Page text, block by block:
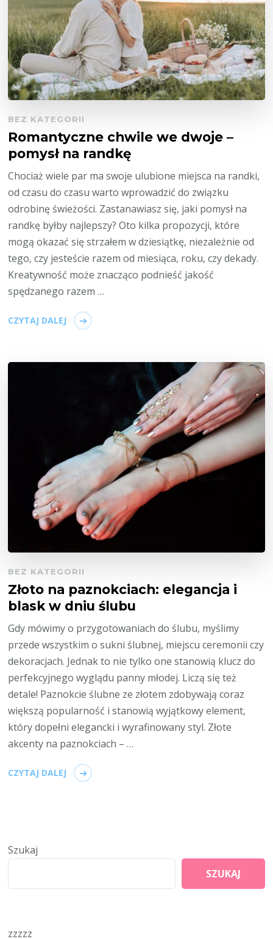
BEZ KATEGORII
Romantyczne chwile we dwoje –
pomysł na randkę
Chociaż wiele par ma swoje ulubione miejsca na randki,
od czasu do czasu warto wprowadzić do związku
odrobinę świeżości. Zastanawiasz się, jaki pomysł na
randkę byłby najlepszy? Oto kilka propozycji, które
mogą okazać się strzałem w dziesiątkę, niezależnie od
tego, czy jesteście razem od miesiąca, roku, czy dekady.
Kreatywność może znacząco podnieść jakość
spędzanego razem …
CZYTAJ DALEJ
BEZ KATEGORII
Złoto na paznokciach: elegancja i
blask w dniu ślubu
Gdy mówimy o przygotowaniach do ślubu, myślimy
przede wszystkim o sukni ślubnej, miejscu ceremonii czy
dekoracjach. Jednak to nie tylko one stanowią klucz do
perfekcyjnego wyglądu panny młodej. Liczą się też
detale! Paznokcie ślubne ze złotem zdobywają coraz
większą popularność i stanowią wyjątkowy element,
który dopełni elegancki i wyrafinowany styl. Złote
akcenty na paznokciach – …
CZYTAJ DALEJ
Szukaj
SZUKAJ
zzzzz